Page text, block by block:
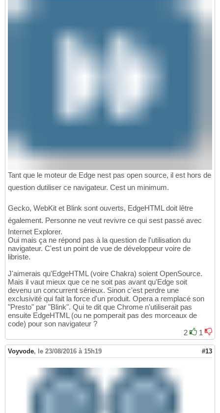
Tant que le moteur de Edge nest pas open source, il est hors de
question dutiliser ce navigateur. Cest un minimum.
Gecko, WebKit et Blink sont ouverts, EdgeHTML doit lêtre
également. Personne ne veut revivre ce qui sest passé avec
Internet Explorer.
Oui mais ça ne répond pas à la question de l'utilisation du
navigateur. C'est un point de vue de développeur voire de
libriste.
J'aimerais qu'EdgeHTML (voire Chakra) soient OpenSource.
Mais il vaut mieux que ce ne soit pas avant qu'Edge soit
devenu un concurrent sérieux. Sinon c'est perdre une
exclusivité qui fait la force d'un produit. Opera a remplacé son
"Presto" par "Blink". Qui te dit que Chrome n'utiliserait pas
ensuite EdgeHTML (ou ne pomperait pas des morceaux de
code) pour son navigateur ?
2
1
Voyvode, le 23/08/2016 à 15h19 #13